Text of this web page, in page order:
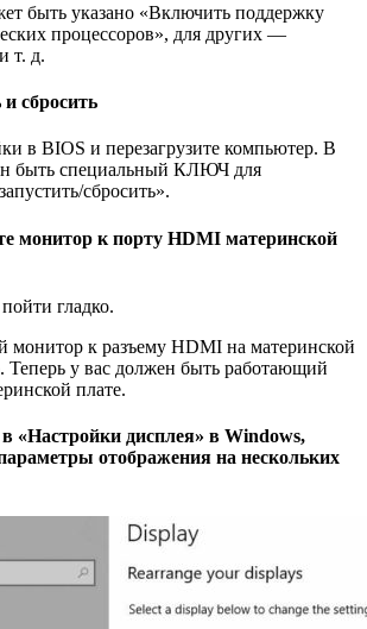
быть указано «Включить поддержку
процессоров», для других —
т. д.
сбросить
в BIOS и перезагрузите компьютер. В
быть специальный КЛЮЧ для
сбросить».
монитор к порту HDMI материнской
гладко.
монитор к разъему HDMI на материнской
Теперь у вас должен быть работающий
плате.
«Настройки дисплея» в Windows,
отображения на нескольких